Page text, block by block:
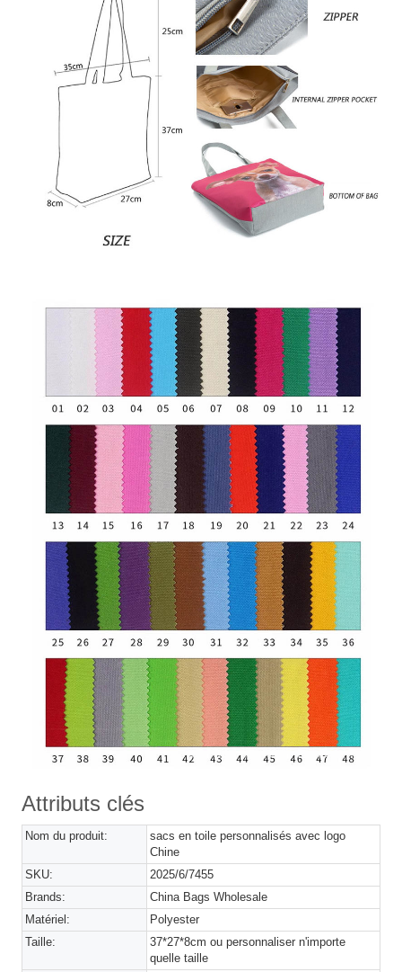
Attributs clés
Nom du produit:
sacs en toile personnalisés avec logo
Chine
SKU:
2025/6/7455
Brands:
China Bags Wholesale
Matériel:
Polyester
Taille:
37*27*8cm ou personnaliser n'importe
quelle taille